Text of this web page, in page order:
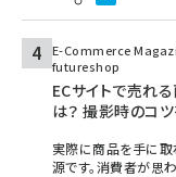
E-Commerce
futureshop
ECサイトで売れ
は？ 撮影時のコ
実際に商品を手に取
源です。消費者が思